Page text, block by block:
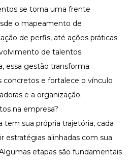
se torna uma frente
o mapeamento de
de perfis, até ações práticas
de talentos.
essa gestão transforma
concretos e fortalece o vínculo
e a organização.
na empresa?
tem sua própria trajetória, cada
estratégias alinhadas com sua
etapas são fundamentais